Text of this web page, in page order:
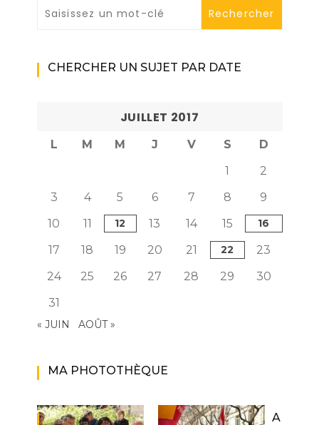
CHERCHER UN SUJET PAR DATE
JUILLET 2017
L M M J V S
D
1
2
3
4 5 6 7 8
9
10
11 12 13 14 15 16
17 18 19 20 21 22
23
24
25 26 27 28 29
30
31
« JUIN AOÛT »
MA PHOTOTHÈQUE
A